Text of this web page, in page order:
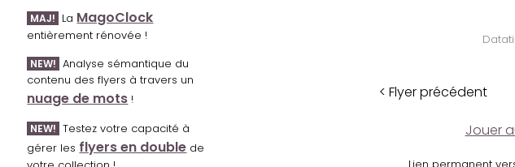
MAJ! La MagoClock
entièrement rénovée !
NEW! Analyse sémantique du
contenu des flyers à travers un
nuage de mots !
NEW! Testez votre capacité à
gérer les flyers en double de
< Flyer précédent
Jouer
Lien permanent